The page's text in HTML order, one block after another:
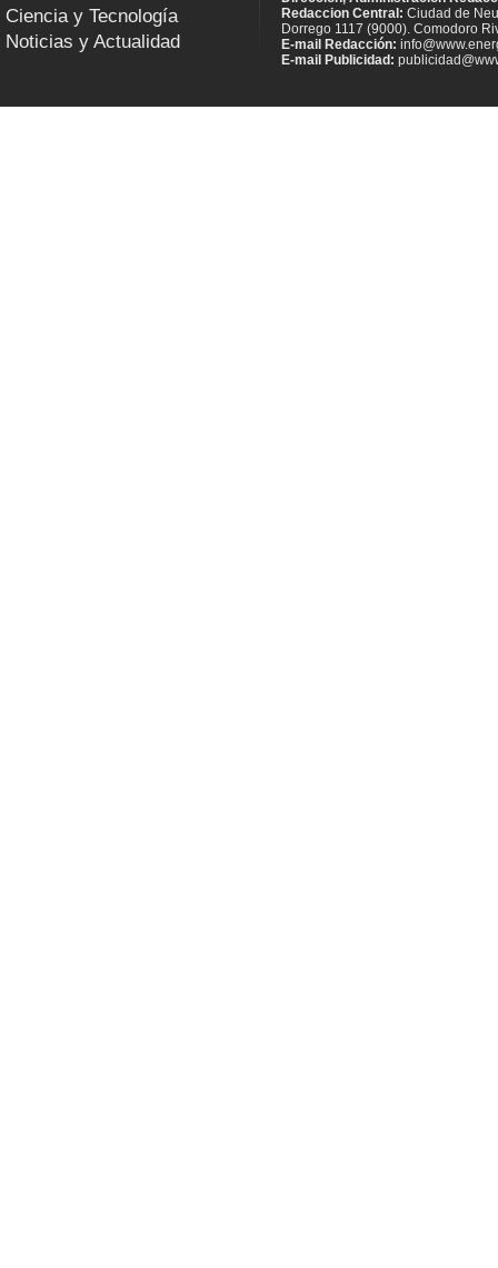
Ciencia y Tecnología
Noticias y Actualidad
Redaccion Central: Ciudad de
Dorrego 1117 (9000). Comodoro
E-mail Redacción:
E-mail Publicidad: